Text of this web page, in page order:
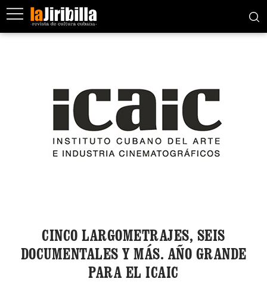
CINCO LARGOMETRAJES, SEIS
DOCUMENTALES Y MÁS. AÑO GRANDE
PARA EL ICAIC